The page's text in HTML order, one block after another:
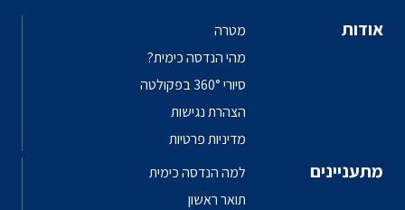
אודות
מטרה
מהי הנדסה כימית?
סיורי 360° בפקולטה
הצהרת נגישות
מדיניות פרטיות
מתעניינים
למה הנדסה כימית
תואר ראשון